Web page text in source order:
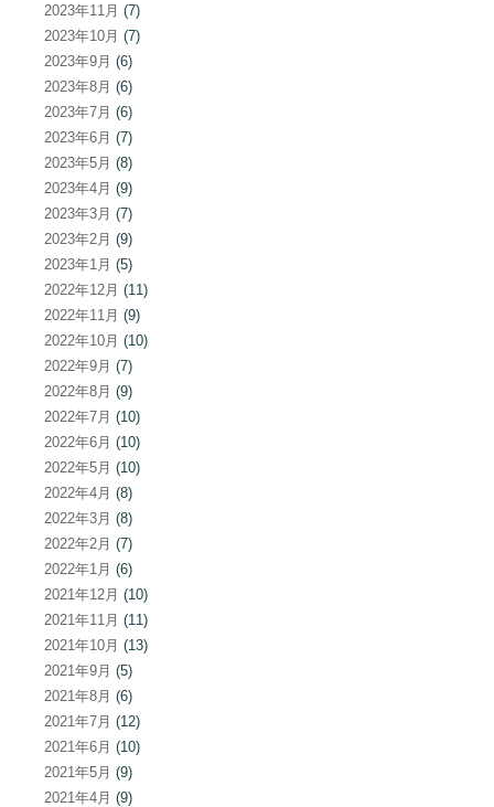
2023年11月 (7)
2023年10月 (7)
2023年9月 (6)
2023年8月 (6)
2023年7月 (6)
2023年6月 (7)
2023年5月 (8)
2023年4月 (9)
2023年3月 (7)
2023年2月 (9)
2023年1月 (5)
2022年12月 (11)
2022年11月 (9)
2022年10月 (10)
2022年9月 (7)
2022年8月 (9)
2022年7月 (10)
2022年6月 (10)
2022年5月 (10)
2022年4月 (8)
2022年3月 (8)
2022年2月 (7)
2022年1月 (6)
2021年12月 (10)
2021年11月 (11)
2021年10月 (13)
2021年9月 (5)
2021年8月 (6)
2021年7月 (12)
2021年6月 (10)
2021年5月 (9)
2021年4月 (9)